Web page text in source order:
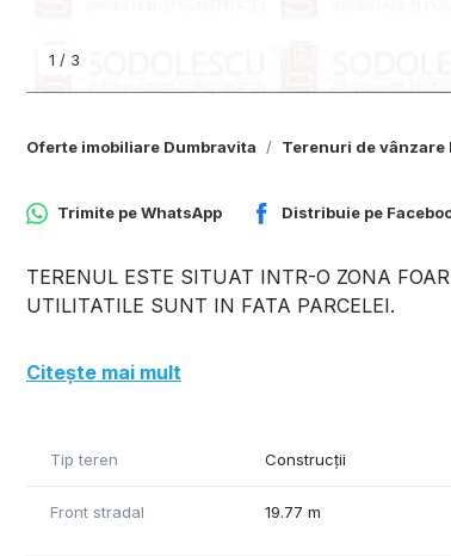
1 / 3
Oferte imobiliare Dumbravita Terenuri de vânzare
Trimite peWhatsApp Distribuie pe
TERENUL ESTE SITUAT INTR-O ZONA
UTILITATILE SUNT IN FATA PARCELEI.
Citește mai mult
Tip teren Construcții
Front stradal 19.77 m